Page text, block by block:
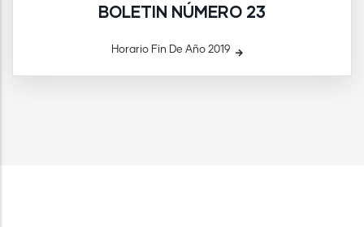
BOLETIN NÚMERO 23
Horario Fin De Año 2019